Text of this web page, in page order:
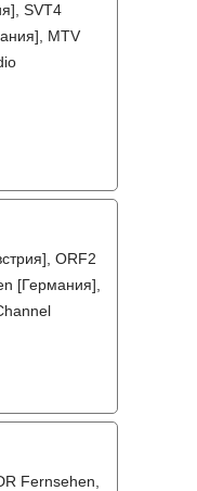
SVT4
MTV
ORF2
[Германия],
Fernsehen,